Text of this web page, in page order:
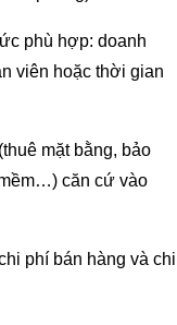
phù hợp: doanh
viên hoặc thời gian
mặt bằng, bảo
căn cứ vào
phí bán hàng và chi